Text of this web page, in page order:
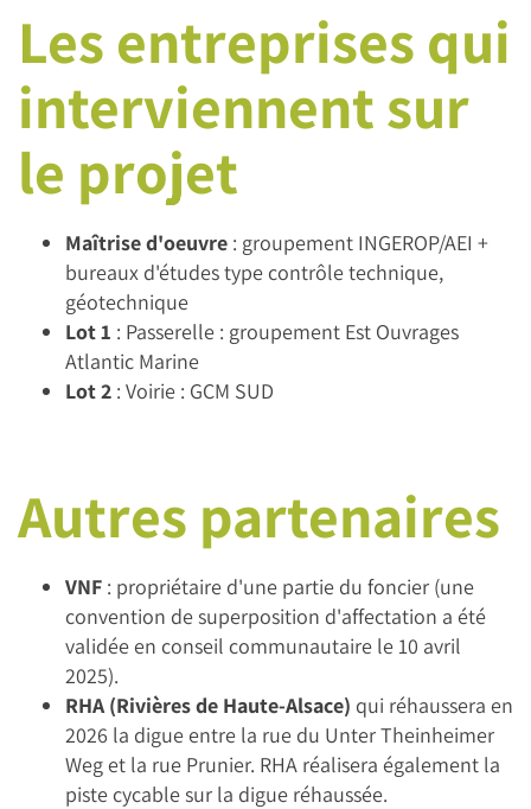
Les entreprises qui
interviennent sur
le projet
Maîtrise d'oeuvre : groupement INGEROP/AEI +
bureaux d'études type contrôle technique,
géotechnique
Lot 1 : Passerelle : groupement Est Ouvrages
Atlantic Marine
Lot 2 : Voirie : GCM SUD
Autres partenaires
VNF : propriétaire d'une partie du foncier (une
convention de superposition d'affectation a été
validée en conseil communautaire le 10 avril
2025).
RHA (Rivières de Haute-Alsace) qui réhaussera en
2026 la digue entre la rue du Unter Theinheimer
Weg et la rue Prunier. RHA réalisera également la
piste cycable sur la digue réhaussée.